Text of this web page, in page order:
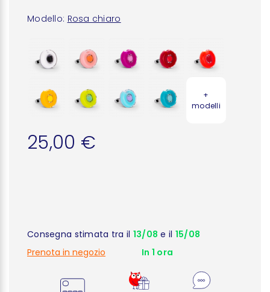
Modello: Rosa chiaro
+
modelli
25,00 €
Consegna stimata tra il 13/08 e il 15/08
Prenota in negozio
In 1 ora